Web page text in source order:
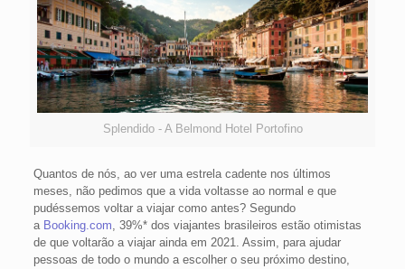
Splendido - A Belmond Hotel Portofino
Quantos de nós, ao ver uma estrela cadente nos últimos
meses, não pedimos que a vida voltasse ao normal e que
pudéssemos voltar a viajar como antes? Segundo
a Booking.com, 39%* dos viajantes brasileiros estão otimistas
de que voltarão a viajar ainda em 2021. Assim, para ajudar
pessoas de todo o mundo a escolher o seu próximo destino,